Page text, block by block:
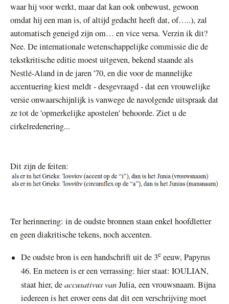
waar hij voor werkt, maar dat kan ook onbewust, gewoon
omdat hij een man is, of altijd gedacht heeft dat, of…..), zal
automatisch geneigd zijn om… en vice versa. Verzin ik dit?
Nee. De internationale wetenschappelijke commissie die de
tekstkritische editie moest uitgeven, bekend staande als
Nestlé-Aland in de jaren '70, en die voor de mannelijke
accentuering kiest meldt - desgevraagd - dat een vrouwelijke
versie onwaarschijnlijk is vanwege de navolgende uitspraak dat
ze tot de 'opmerkelijke apostelen' behoorde. Ziet u de
cirkelredenering...
Dit zijn de feiten:
Ter herinnering: in de oudste bronnen staan enkel hoofdletter
en geen diakritische tekens, noch accenten.
De oudste bron is een handschrift uit de 3eeeuw, Papyrus
46. En meteen is er een verrassing: hier staat: IOULIAN,
staat hier, deaccusativus vanJulia, een vrouwsnaam. Bijna
iedereen is het erover eens dat dit een verschrijving moet